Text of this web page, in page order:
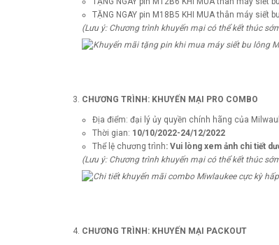
TẶNG NGAY pin M18B5 KHI MUA thân máy siết
(Lưu ý: Chương trình khuyến mại có thể kết thúc
CHƯƠNG TRÌNH: KHUYẾN MẠI PRO COMBO
Địa điểm: đại lý ủy quyền chính hãng của
Thời gian: 10/10/2022-24/12/2022
Thể lệ chương trình: Vui lòng xem ảnh chi tiết
(Lưu ý: Chương trình khuyến mại có thể kết thúc
CHƯƠNG TRÌNH: KHUYẾN MẠI PACKOUT